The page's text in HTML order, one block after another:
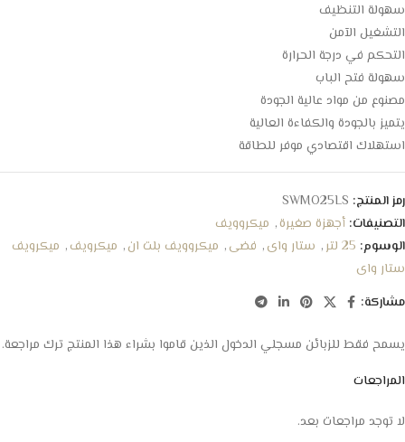
سهولة التنظيف
التشغيل الآمن
التحكم في درجة الحرارة
سهولة فتح الباب
مصنوع من مواد عالية الجودة
يتميز بالجودة والكفاءة العالية
استهلاك اقتصادي موفر للطاقة
رمز المنتج: SWMO25LS
التصنيفات: أجهزة صغيرة, ميكروويف
الوسوم: 25 لتر , ستار واى, فضى, ميكروويف بلت ان, ميكرويف, ميكرويف
ستار واى
مشاركة:
المراجعات
لا توجد مراجعات بعد.
يسمح فقط للزبائن مسجلي الدخول الذين قاموا بشراء هذا المنتج ترك مراجعة.